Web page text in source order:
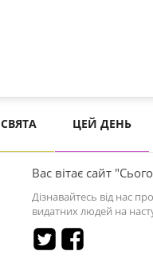
СВЯТА ЦЕЙ ДЕНЬ
Вас вітає сайт
Дізнавайтесь від нас
видатних людей на